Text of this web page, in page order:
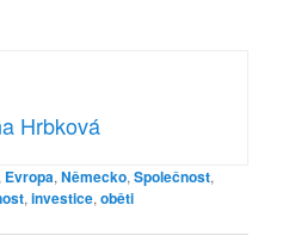
Hrbková
Evropa,Německo,Společnost,
,investice,oběti